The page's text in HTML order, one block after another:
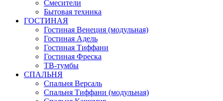
Смесители
Бытовая техника
ГОСТИНАЯ
Гостиная Венеция (модульная)
Гостиная Адель
Гостиная Тиффани
Гостиная Фреска
ТВ-тумбы
СПАЛЬНЯ
Спальня Версаль
Спальня Тиффани (модульная)